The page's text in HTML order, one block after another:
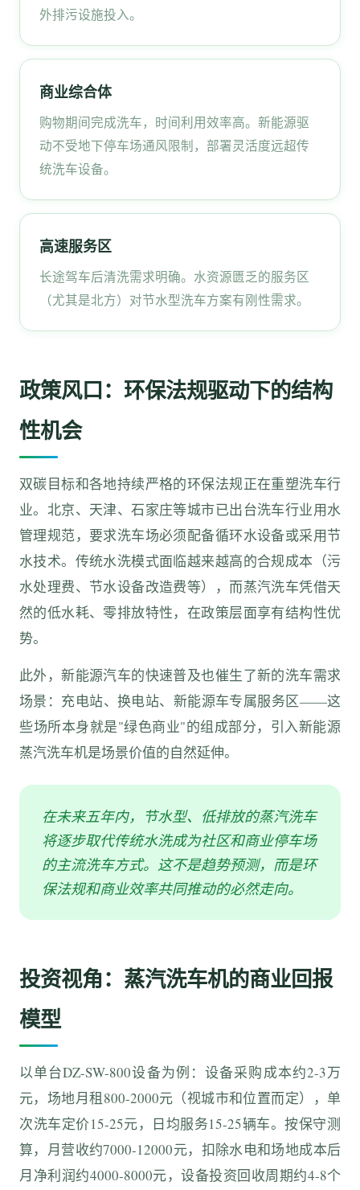
外排污设施投入。
商业综合体
购物期间完成洗车，时间利用效率高。新能源驱
动不受地下停车场通风限制，部署灵活度远超传
统洗车设备。
高速服务区
长途驾车后清洗需求明确。水资源匮乏的服务区
（尤其是北方）对节水型洗车方案有刚性需求。
政策风口：环保法规驱动下的结构
性机会
双碳目标和各地持续严格的环保法规正在重塑洗车行
业。北京、天津、石家庄等城市已出台洗车行业用水
管理规范，要求洗车场必须配备循环水设备或采用节
水技术。传统水洗模式面临越来越高的合规成本（污
水处理费、节水设备改造费等），而蒸汽洗车凭借天
然的低水耗、零排放特性，在政策层面享有结构性优
势。
此外，新能源汽车的快速普及也催生了新的洗车需求
场景：充电站、换电站、新能源车专属服务区——这
些场所本身就是"绿色商业"的组成部分，引入新能源
蒸汽洗车机是场景价值的自然延伸。
在未来五年内，节水型、低排放的蒸汽洗车
将逐步取代传统水洗成为社区和商业停车场
的主流洗车方式。这不是趋势预测，而是环
保法规和商业效率共同推动的必然走向。
投资视角：蒸汽洗车机的商业回报
模型
以单台DZ-SW-800设备为例：设备采购成本约2-3万
元，场地月租800-2000元（视城市和位置而定），单
次洗车定价15-25元，日均服务15-25辆车。按保守测
算，月营收约7000-12000元，扣除水电和场地成本后
月净利润约4000-8000元，设备投资回收周期约4-8个